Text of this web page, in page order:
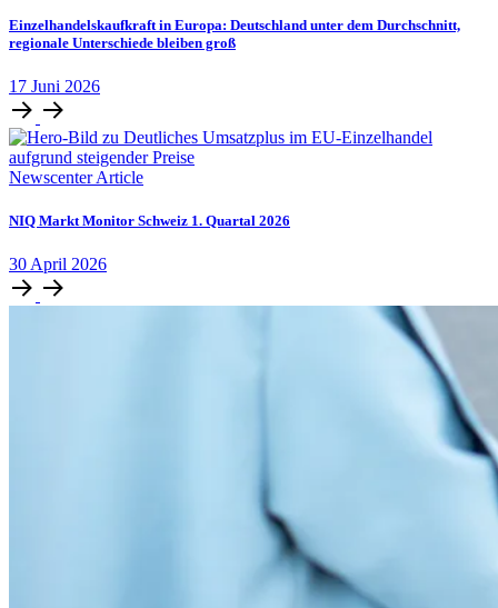
Einzelhandelskaufkraft in Europa: Deutschland unter dem Durchschnitt,
regionale Unterschiede bleiben groß
17 Juni 2026
Newscenter Article
NIQ Markt Monitor Schweiz 1. Quartal 2026
30April 2026